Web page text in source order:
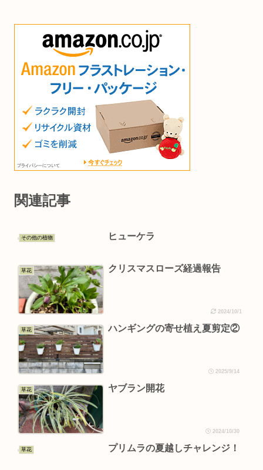
関連記事
その他の植物 ヒューケラ
草花 クリスマスローズ経過報告
2024/10/1
草花 ハンギングの寄せ植え夏剪定②
2025/9/14
草花 ヤブラン開花
2024/10/30
草花 プリムラの夏越しチャレンジ！